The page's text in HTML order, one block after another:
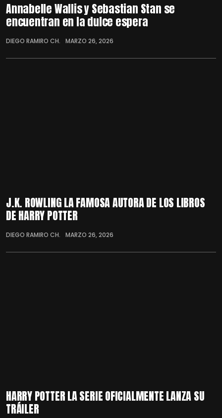
Annabelle Wallis y Sebastian Stan se
encuentran en la dulce espera
DIEGO RAMIRO CH. MARZO 26, 2026
J.K. ROWLING LA FAMOSA AUTORA DE LOS LIBROS
DE HARRY POTTER
DIEGO RAMIRO CH. MARZO 26, 2026
HARRY POTTER LA SERIE OFICIALMENTE LANZA SU
TRÁILER